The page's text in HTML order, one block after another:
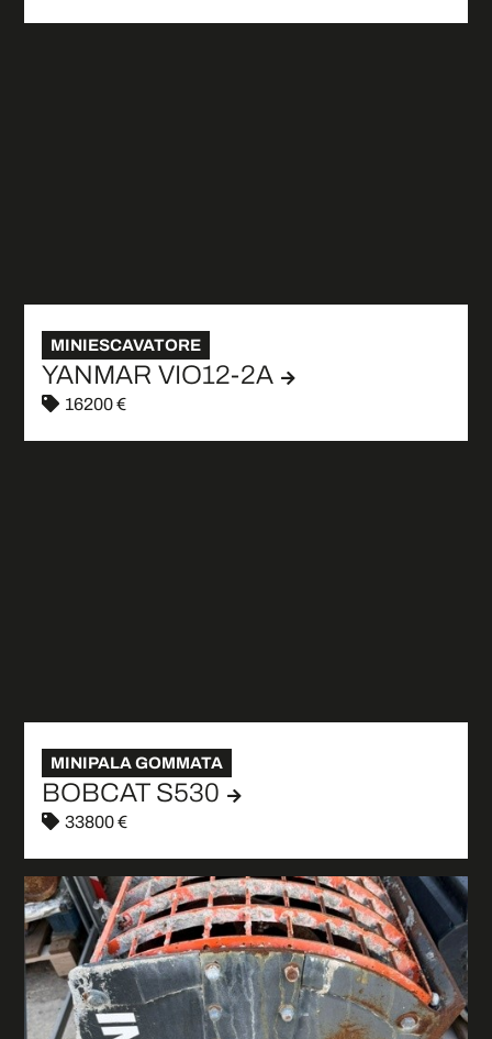
MINIESCAVATORE
YANMAR VIO12-2A
16200 €
MINIPALA GOMMATA
BOBCAT S530
33800 €